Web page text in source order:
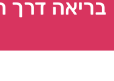
בריאה דרך